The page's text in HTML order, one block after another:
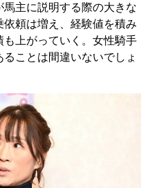
主に説明する際の大きな
頼は増え、経験値を積み
上がっていく。女性騎手
ことは間違いないでしょ